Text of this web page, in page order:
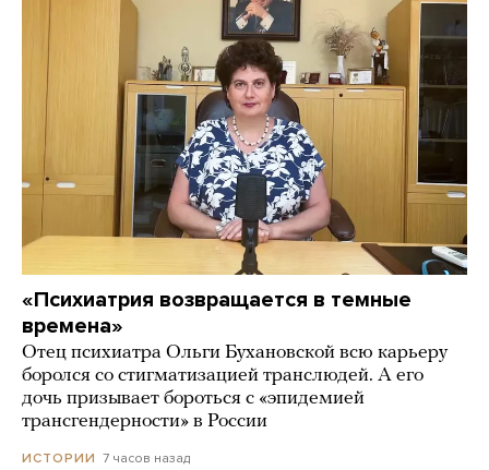
«Психиатрия возвращается в темные
времена»
Отец психиатра Ольги Бухановской всю карьеру
боролся со стигматизацией транслюдей. А его
дочь призывает бороться с «эпидемией
трансгендерности» в России
ИСТОРИИ 7 часов назад